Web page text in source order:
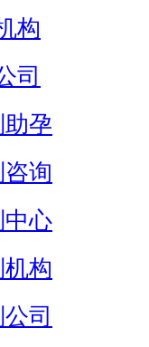
构
司
孕
询
中心
构
司